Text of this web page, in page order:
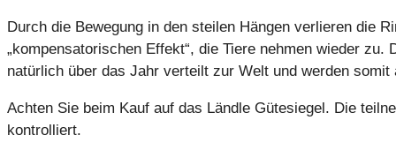
Durch die Bewegung in den steilen Hängen verlieren die
„kompensatorischen Effekt“, die Tiere nehmen wieder
natürlich über das Jahr verteilt zur Welt und werden
Achten Sie beim Kauf auf das Ländle Gütesiegel. Die
kontrolliert.